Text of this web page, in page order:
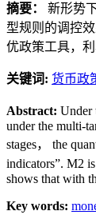
摘要： 新形势
型规则的调控
优政策工具，
关键词: 货币政
Abstract: Under
under the multi-
stages， the
indicators”. M2
shows that with
Key words: